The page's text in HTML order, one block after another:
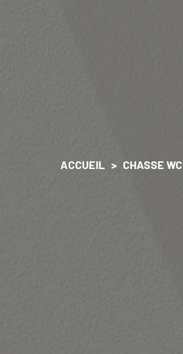
ACCUEIL CHASSE WC